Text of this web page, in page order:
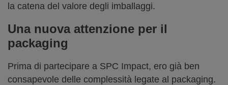
la catena del valore degli imballaggi.
Una nuova attenzione per il
packaging
Prima di partecipare a SPC Impact, ero già ben
consapevole delle complessità legate al packaging.